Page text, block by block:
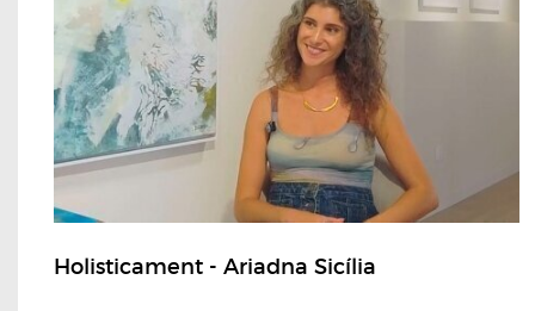
Holisticament - Ariadna Sicília